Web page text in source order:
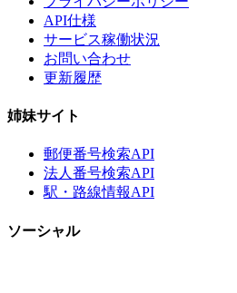
API仕様
サービス稼働状況
お問い合わせ
更新履歴
姉妹サイト
郵便番号検索API
法人番号検索API
駅・路線情報API
ソーシャル